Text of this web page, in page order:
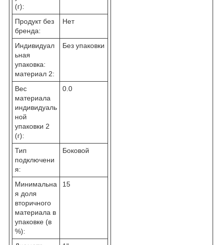
(г):
Продукт без
бренда:
Нет
Индивидуал
ьная
упаковка:
материал 2:
Без упаковки
Вес
материала
индивидуаль
ной
упаковки 2
(г):
0.0
Тип
подключени
я:
Боковой
Минимальна
я доля
вторичного
материала в
упаковке (в
%):
15